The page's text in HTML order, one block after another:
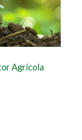
Agrícola